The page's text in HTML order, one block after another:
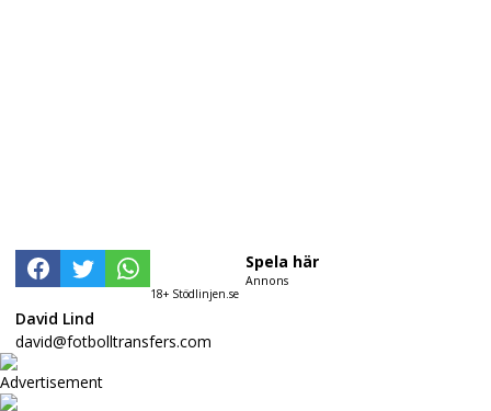
18+ Stödlinjen.se
Spela här
Annons
David Lind
david@fotbolltransfers.com